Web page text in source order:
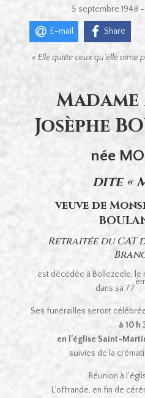
5 septembre 1948
E-mail Share
« Elle quitte ceux qu’elle aime
Madame
Josèphe
née
dite «
veuve de
Retraitée du CAT
est décédée à Bollezeele,
dans sa 77
Ses funérailles seront
à 10 h
en l’église Saint-
suivies de la
Réunion à
L’offrande, en fin de